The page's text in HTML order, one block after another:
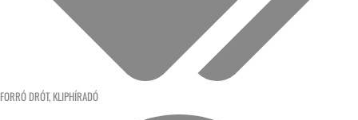
FORRÓ DRÓT, KLIPHÍRADÓ